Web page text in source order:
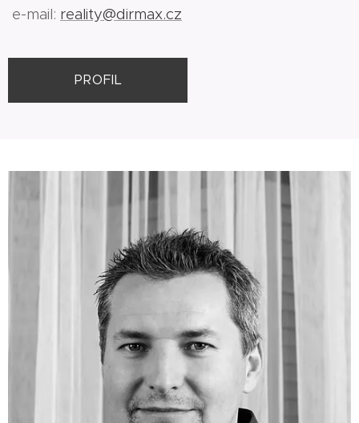
e-mail: reality@dirmax.cz
PROFIL